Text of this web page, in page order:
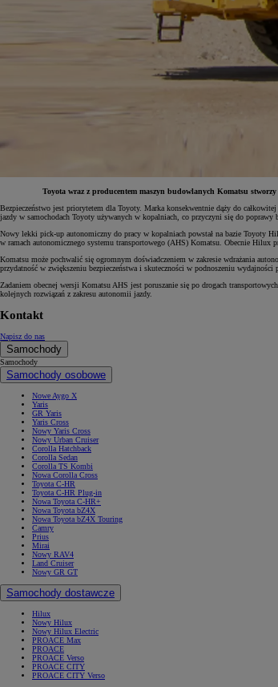
Yaris Cross
HYBRID
Toyota wraz z producentem maszyn budowlanych Komatsu
Bezpieczeństwo jest priorytetem dla Toyoty. Marka konsekwentnie dąży do
jazdy w samochodach Toyoty używanych w kopalniach, co przyczyni się do
Nowy lekki pick-up autonomiczny do pracy w kopalniach powstał na bazie Toyoty
w ramach autonomicznego systemu transportowego (AHS) Komatsu. Obecnie
Komatsu może pochwalić się ogromnym doświadczeniem w zakresie wdrażania
przydatność w zwiększeniu bezpieczeństwa i skuteczności w podnoszeniu
Zadaniem obecnej wersji Komatsu AHS jest poruszanie się po drogach
kolejnych rozwiązań z zakresu autonomii jazdy.
Kontakt
Napisz do nas
Samochody
Samochody
Samochody osobowe
Nowe Aygo X
Yaris
GR Yaris
Yaris Cross
Nowy Yaris Cross
Nowy Urban Cruiser
Corolla Hatchback
Corolla Sedan
Corolla TS Kombi
Nowa Corolla Cross
Toyota C-HR
Toyota C-HR Plug-in
Nowa Toyota C-HR+
Nowa Toyota bZ4X
Nowa Toyota bZ4X Touring
Camry
Prius
Mirai
Nowy RAV4
Land Cruiser
Nowy GR GT
Samochody dostawcze
Hilux
Nowy Hilux
Nowy Hilux Electric
PROACE Max
PROACE
PROACE Verso
PROACE CITY
PROACE CITY Verso